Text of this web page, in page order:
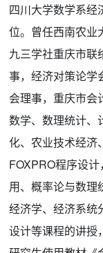
四川大学数学系经
位。曾任西南农业
九三学社重庆市联
事，经济对策论学
会理事，重庆市会
数学、数理统计、
化、农业技术经济
FOXPRO程序设
用、概率论与数理
经济学、经济系统
设计等课程的讲授